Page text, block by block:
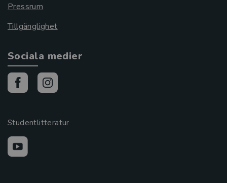
Pressrum
Tillgänglighet
Sociala medier
Studentlitteratur